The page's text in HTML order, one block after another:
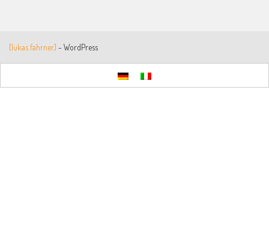
[lukas fahrner] - WordPress